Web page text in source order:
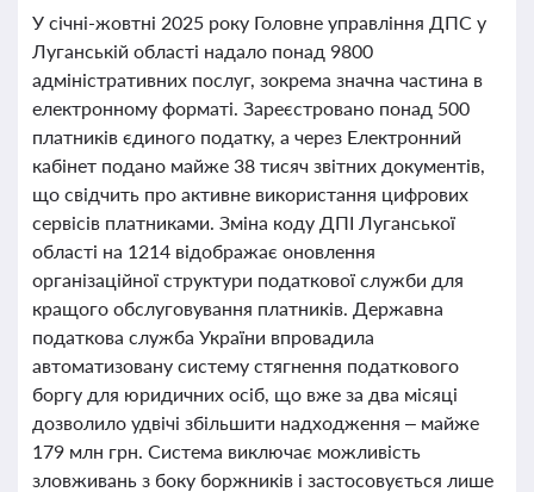
У січні-жовтні 2025 року Головне управління ДПС у
Луганській області надало понад 9800
адміністративних послуг, зокрема значна частина в
електронному форматі. Зареєстровано понад 500
платників єдиного податку, а через Електронний
кабінет подано майже 38 тисяч звітних документів,
що свідчить про активне використання цифрових
сервісів платниками. Зміна коду ДПІ Луганської
області на 1214 відображає оновлення
організаційної структури податкової служби для
кращого обслуговування платників. Державна
податкова служба України впровадила
автоматизовану систему стягнення податкового
боргу для юридичних осіб, що вже за два місяці
дозволило удвічі збільшити надходження – майже
179 млн грн. Система виключає можливість
зловживань з боку боржників і застосовується лише